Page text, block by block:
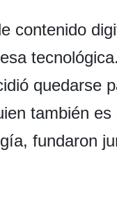
contenido
quedarse
también es
fundaron